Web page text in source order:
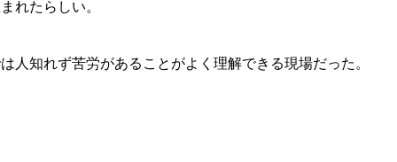
れたらしい。
人知れず苦労があることがよく理解できる現場だった。